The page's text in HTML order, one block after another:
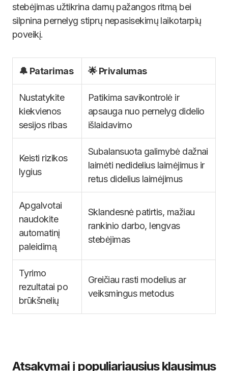
stebėjimas užtikrina darnų pažangos ritmą bei
silpnina pernelyg stiprų nepasisekimų laikotarpių
poveikį.
🔔 Patarimas 🌟 Privalumas
Nustatykite
kiekvienos
sesijos ribas
Patikima savikontrolė ir
apsauga nuo pernelyg didelio
išlaidavimo
Keisti rizikos
lygius
Subalansuota galimybė dažnai
laimėti nedidelius laimėjimus ir
retus didelius laimėjimus
Apgalvotai
naudokite
automatinį
paleidimą
Sklandesnė patirtis, mažiau
rankinio darbo, lengvas
stebėjimas
Tyrimo
rezultatai po
brūkšnelių
Greičiau rasti modelius ar
veiksmingus metodus
Atsakymai į populiariausius klausimus